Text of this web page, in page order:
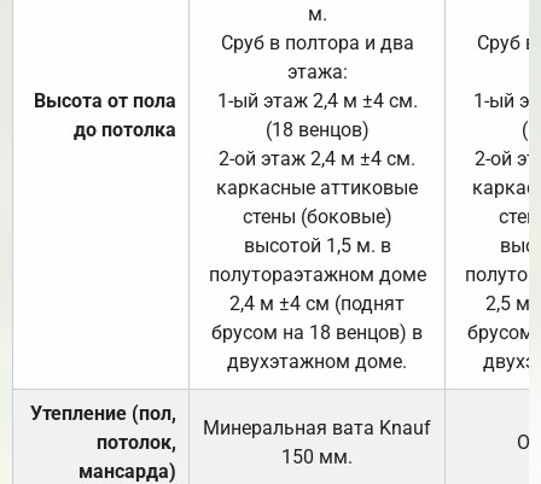
Высота от пола
до потолка
м.
Сруб в полтора и два
этажа:
1-ый этаж 2,4 м ±4 см.
(18 венцов)
2-ой этаж 2,4 м ±4 см.
каркасные аттиковые
стены (боковые)
высотой 1,5 м. в
полутораэтажном доме
2,4 м ±4 см (поднят
брусом на 18 венцов) в
двухэтажном доме.
Сруб
1-ый
2-ой
2,5 м
брусом
Утепление (пол,
потолок,
мансарда)
Минеральная вата Knauf
150 мм.